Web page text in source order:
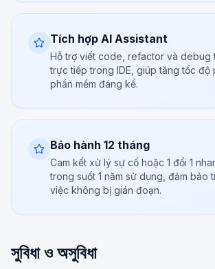
Tích hợp AI Assistant
Hỗ trợ viết code, refactor và debug
trực tiếp trong IDE, giúp tăng tốc độ
phần mềm đáng kể.
Bảo hành 12 tháng
Cam kết xử lý sự cố hoặc 1 đổi 1
trong suốt 1 năm sử dụng, đảm bảo
việc không bị gián đoạn.
সুবিধা ও অসুবিধা